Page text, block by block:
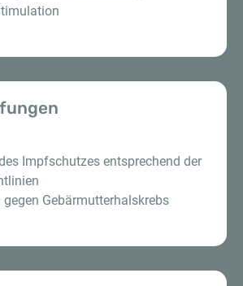
Impfschutzes entsprechend der
gegen Gebärmutterhalskrebs